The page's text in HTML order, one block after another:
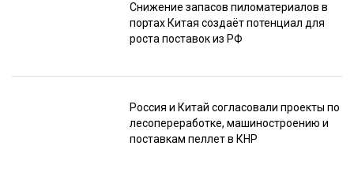
Снижение запасов пиломатериалов в
портах Китая создаёт потенциал для
роста поставок из РФ
Россия и Китай согласовали проекты по
лесопереработке, машиностроению и
поставкам пеллет в КНР